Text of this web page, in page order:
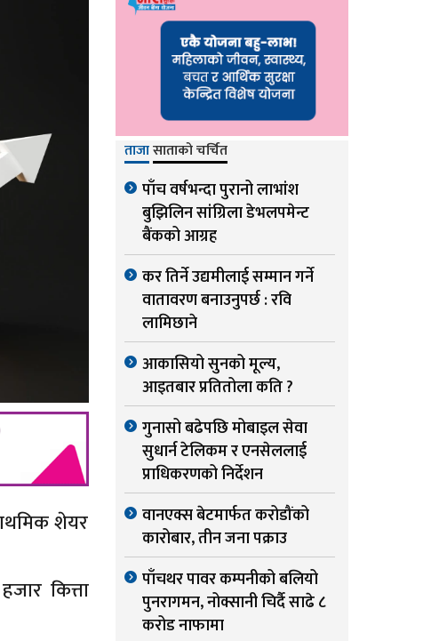
शेयर
कित्ता
ताजासाताको चर्चित
पाँच वर्षभन्दा पुरानो लाभांश
बुझिलिन सांग्रिला डेभलपमेन्ट
बैंकको आग्रह
कर तिर्ने उद्यमीलाई सम्मान गर्ने
वातावरण बनाउनुपर्छ : रवि
लामिछाने
आकासियो सुनको मूल्य,
आइतबार प्रतितोला कति ?
गुनासो बढेपछि मोबाइल सेवा
सुधार्न टेलिकम र एनसेललाई
प्राधिकरणको निर्देशन
वानएक्स बेटमार्फत करोडौंको
कारोबार, तीन जना पक्राउ
पाँचथर पावर कम्पनीको बलियो
पुनरागमन, नोक्सानी चिर्दै साढे ८
करोड नाफामा